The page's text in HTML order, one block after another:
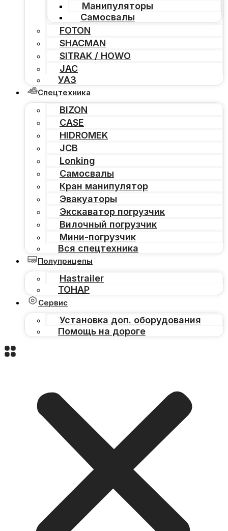
Манипуляторы
Самосвалы
FOTON
SHACMAN
SITRAK / HOWO
JAC
УАЗ
Спецтехника
BIZON
CASE
HIDROMEK
JCB
Lonking
Самосвалы
Кран манипулятор
Эвакуаторы
Экскаватор погрузчик
Вилочный погрузчик
Мини-погрузчик
Вся спецтехника
Полуприцепы
Hastrailer
ТОНАР
Сервис
Установка доп. оборудования
Помощь на дороге